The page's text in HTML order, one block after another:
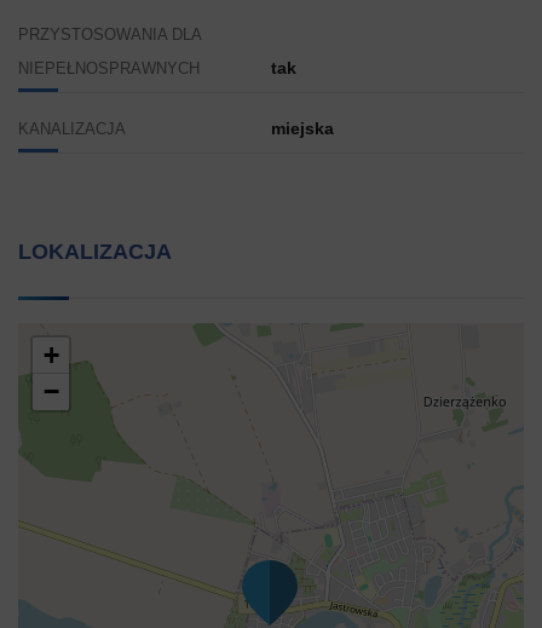
PRZYSTOSOWANIA DLA
NIEPEŁNOSPRAWNYCH
tak
KANALIZACJA miejska
LOKALIZACJA
+
−